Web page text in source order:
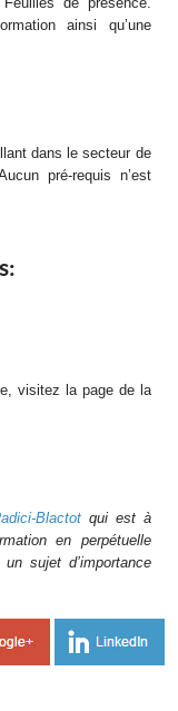
ainsi qu’une
dans le secteur de
pré-requis n’est
:
visitez la page de la
Blactot qui est à
en perpétuelle
sujet d’importance